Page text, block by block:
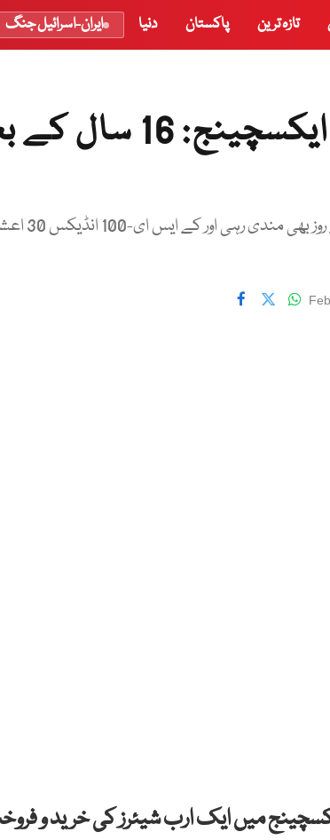
تازہ ترین پاکستان دنیا ایران-اسرائیل جنگ
پاکستان اسٹاک